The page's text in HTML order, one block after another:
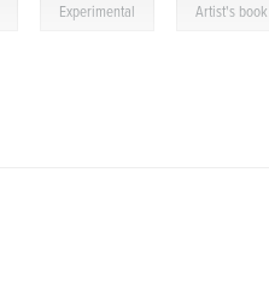
Experimental Artist's book